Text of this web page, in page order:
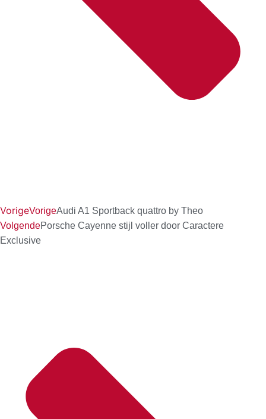
VorigeVorigeAudi A1 Sportback quattro by Theo
VolgendePorsche Cayenne stijl voller door Caractere
Exclusive